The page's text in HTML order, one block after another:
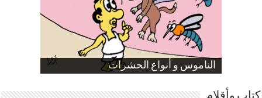
الناموس و أنواع الحشرات
الموظفين بعد ارتفاع الأسعار
ارتفاع نسبة الطلاق في مصر
صورة كاركاتيرية
صورة كاركاتيرية